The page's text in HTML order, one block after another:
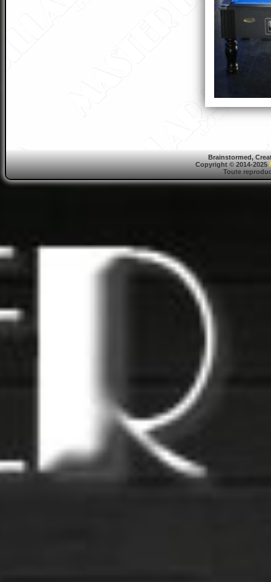
Brainstormed,
Copyright © 2014-2025
Toute